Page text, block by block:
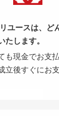
ユースは、ど
たします。
も現金でお支
立後すぐにお